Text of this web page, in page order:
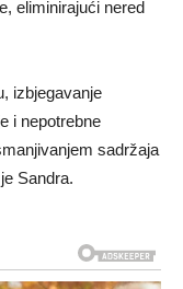
eliminirajući nered
izbjegavanje
i nepotrebne
sadržaja
Sandra.